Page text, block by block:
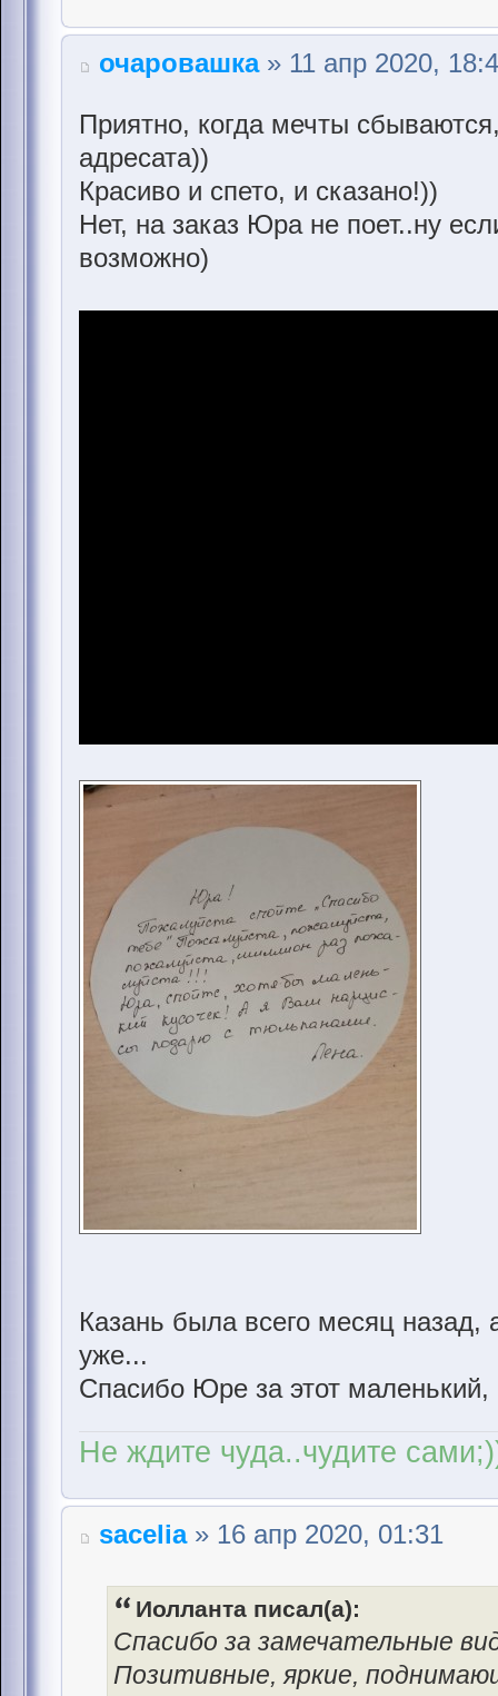
очаровашка» 11 апр 2020,
Приятно, когда мечты
адресата))
Красиво и спето, и сказано!))
Нет, на заказ Юра не поет..ну
возможно)
Казань была всего месяц назад,
уже...
Спасибо Юре за этот маленький,
Не ждите чуда..чудите
sacelia» 16 апр 2020, 01:31
Иолланта писал(а):
Спасибо за замечательные
Позитивные, яркие,